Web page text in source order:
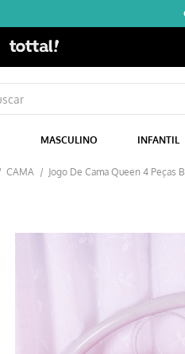
MASCULINO INFANTIL
CAMA Jogo De Cama Queen 4 Peças